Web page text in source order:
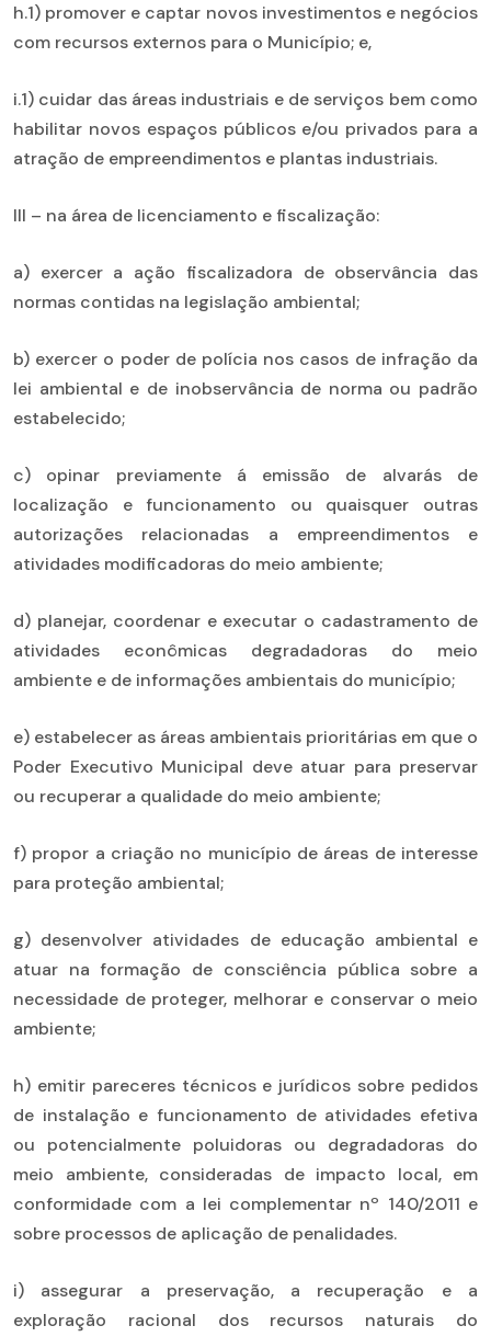
h.1) promover e captar novos investimentos e negócios
com recursos externos para o Município; e,
i.1) cuidar das áreas industriais e de serviços bem como
habilitar novos espaços públicos e/ou privados para a
atração de empreendimentos e plantas industriais.
III – na área de licenciamento e fiscalização:
a) exercer a ação fiscalizadora de observância das
normas contidas na legislação ambiental;
b) exercer o poder de polícia nos casos de infração da
lei ambiental e de inobservância de norma ou padrão
estabelecido;
c) opinar previamente á emissão de alvarás de
localização e funcionamento ou quaisquer outras
autorizações relacionadas a empreendimentos e
atividades modificadoras do meio ambiente;
d) planejar, coordenar e executar o cadastramento de
atividades econômicas degradadoras do meio
ambiente e de informações ambientais do município;
e) estabelecer as áreas ambientais prioritárias em que o
Poder Executivo Municipal deve atuar para preservar
ou recuperar a qualidade do meio ambiente;
f) propor a criação no município de áreas de interesse
para proteção ambiental;
g) desenvolver atividades de educação ambiental e
atuar na formação de consciência pública sobre a
necessidade de proteger, melhorar e conservar o meio
ambiente;
h) emitir pareceres técnicos e jurídicos sobre pedidos
de instalação e funcionamento de atividades efetiva
ou potencialmente poluidoras ou degradadoras do
meio ambiente, consideradas de impacto local, em
conformidade com a lei complementar nº 140/2011 e
sobre processos de aplicação de penalidades.
i) assegurar a preservação, a recuperação e a
exploração racional dos recursos naturais do